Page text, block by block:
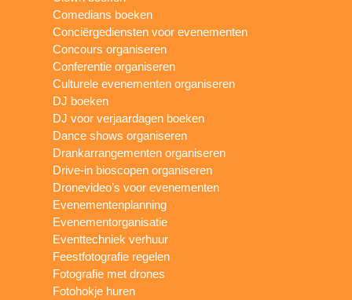
Comedians boeken
Conciërgediensten voor evenementen
Concours organiseren
Conferentie organiseren
Culturele evenementen organiseren
DJ boeken
DJ voor verjaardagen boeken
Dance shows organiseren
Drankarrangementen organiseren
Drive-in bioscopen organiseren
Dronevideo’s voor evenementen
Evenementenplanning
Evenementorganisatie
Eventtechniek verhuur
Feestfotografie regelen
Fotografie met drones
Fotohokje huren